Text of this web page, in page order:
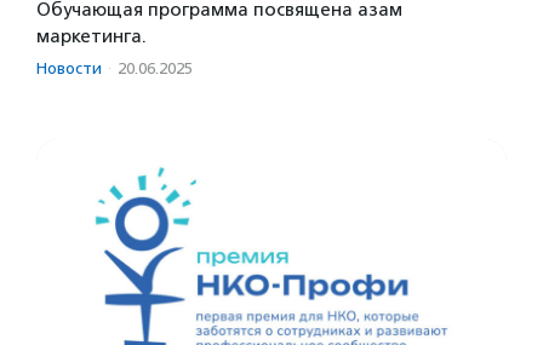
Обучающая программа посвящена азам
маркетинга.
Новости · 20.06.2025